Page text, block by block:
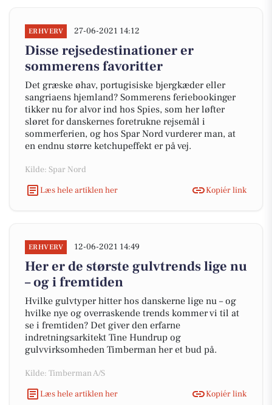
ERHVERV 27-06-2021 14:12
Disse rejsedestinationer er
sommerens favoritter
Det græske øhav, portugisiske bjergkæder eller
sangriaens hjemland? Sommerens feriebookinger
tikker nu for alvor ind hos Spies, som her løfter
sløret for danskernes foretrukne rejsemål i
sommerferien, og hos Spar Nord vurderer man, at
en endnu større ketchupeffekt er på vej.
Kilde: Spar Nord
Læs hele artiklen her
Kopiér link
ERHVERV 12-06-2021 14:49
Her er de største gulvtrends lige nu
– og i fremtiden
Hvilke gulvtyper hitter hos danskerne lige nu – og
hvilke nye og overraskende trends kommer vi til at
se i fremtiden? Det giver den erfarne
indretningsarkitekt Tine Hundrup og
gulvvirksomheden Timberman her et bud på.
Kilde: Timberman A/S
Læs hele artiklen her
Kopiér link